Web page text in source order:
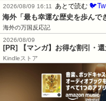
2026/08/09 16:11
あとで読む
海外「最も幸運な歴史を歩んで
海外の万国反応記
2026/08/09
[PR] 【マンガ】お得な割引・
Kindleストア